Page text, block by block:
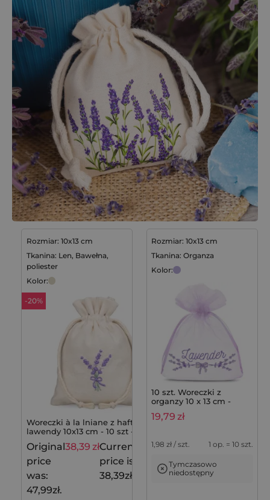
Rozmiar: 10x13 cm
Tkanina: Len, Bawełna,
poliester
Kolor:
-20%
Woreczki à la lniane z haftem
lawendy 10x13 cm - 10 szt -
prowansalskim stylu
47,99 zł
Original
price
was:
47,99zł.
38,39 złCurrent
price is:
38,39zł.
Rozmiar: 10x13 cm
Tkanina: Organza
Kolor:
10 szt. Woreczki z
organzy 10 x 13 cm -
nadrukiem (lawenda)
19,79 zł
1,98 zł / szt. 1 op. = 10 szt.
Tymczasowo
niedostępny